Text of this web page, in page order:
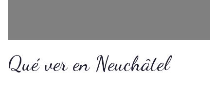
Qué ver en Neuchâtel